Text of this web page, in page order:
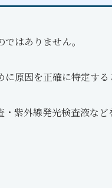
はありません。
原因を正確に特定する
紫外線発光検査液な